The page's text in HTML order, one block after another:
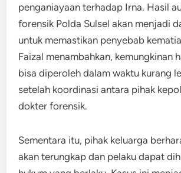
penganiayaan terhadap Irna. Hasil
forensik Polda Sulsel akan menjadi
untuk memastikan penyebab
Faizal menambahkan, kemungkinan
bisa diperoleh dalam waktu kurang
setelah koordinasi antara pihak
dokter forensik.
Sementara itu, pihak keluarga
akan terungkap dan pelaku dapat